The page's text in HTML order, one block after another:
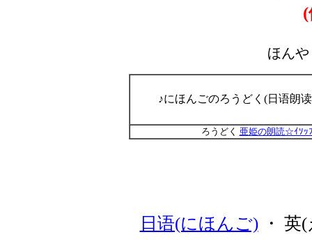
ほん
♪にほんごのろうどく(日语朗
ろうどく 亜姫の朗読☆ｲｿｯ
日语(にほんご)・ 英(